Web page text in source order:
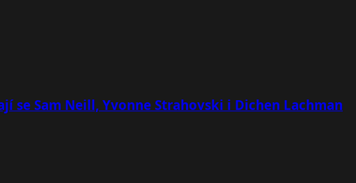
se Sam Neill, Yvonne Strahovski i Dichen Lachman